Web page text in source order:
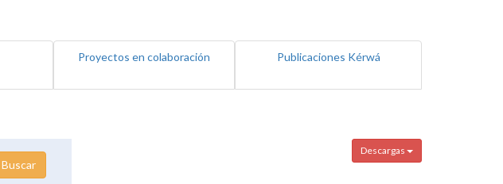
Proyectos en colaboración Publicaciones Kérwá
Descargas